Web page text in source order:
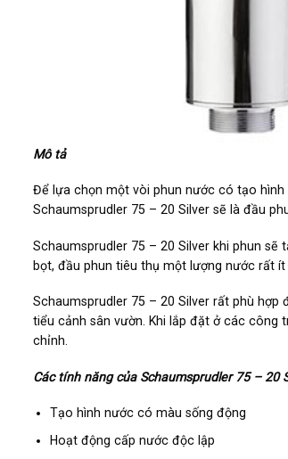
Mô tả
Để lựa chọn một vòi phun nước có tạo
Schaumsprudler 75 – 20 Silver sẽ là đầu
Schaumsprudler 75 – 20 Silver khi phun
bọt, đầu phun tiêu thụ một lượng nước rất
Schaumsprudler 75 – 20 Silver rất phù
tiểu cảnh sân vườn. Khi lắp đặt ở các công
chỉnh.
Các tính năng của Schaumsprudler 75 – 20
Tạo hình nước có màu sống động
Hoạt động cấp nước độc lập